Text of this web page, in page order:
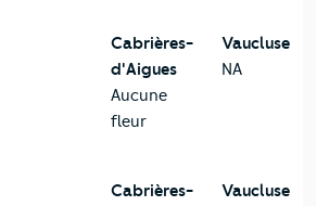
Cabrières-
d'Aigues
Aucune
fleur
Vaucluse
NA
Cabrières-
Vaucluse